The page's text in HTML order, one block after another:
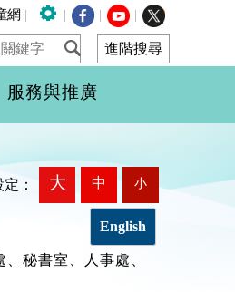
網 | | | |
服務與推廣
： 大 中 小
English
秘書室、人事處、